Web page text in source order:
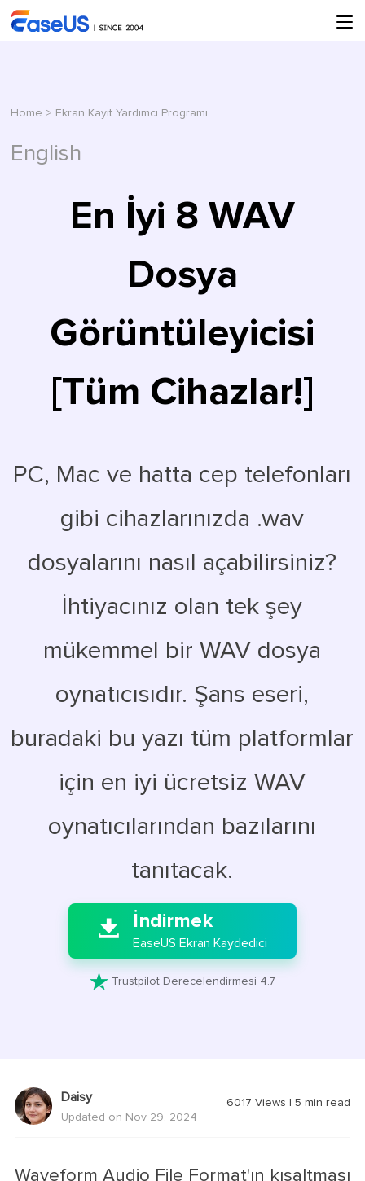
Home > Ekran Kayıt Yardımcı Programı
English
En İyi 8 WAV
Dosya
Görüntüleyicisi
[Tüm Cihazlar!]
PC, Mac ve hatta cep telefonları
gibi cihazlarınızda .wav
dosyalarını nasıl açabilirsiniz?
İhtiyacınız olan tek şey
mükemmel bir WAV dosya
oynatıcısıdır. Şans eseri,
buradaki bu yazı tüm platformlar
için en iyi ücretsiz WAV
oynatıcılarından bazılarını
tanıtacak.
 İndirmek
EaseUS Ekran Kaydedici
 Trustpilot Derecelendirmesi 4.7
Daisy
Updated on Nov 29, 2024
6017 Views |5 min read
Waveform Audio File Format'ın kısaltması